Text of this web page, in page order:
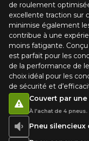
de roulement
excellente traction sur
minimise également
contribue à une
moins fatigante.
est parfait pour les
de la performance de
choix idéal pour les
de sécurité et
Pneu
Couvert par
À l'achat de 4
Modèle
Option
KM parcourus